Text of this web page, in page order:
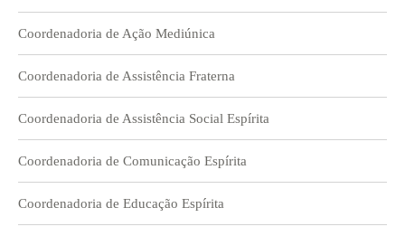
Coordenadoria de Ação Mediúnica
Coordenadoria de Assistência Fraterna
Coordenadoria de Assistência Social Espírita
Coordenadoria de Comunicação Espírita
Coordenadoria de Educação Espírita